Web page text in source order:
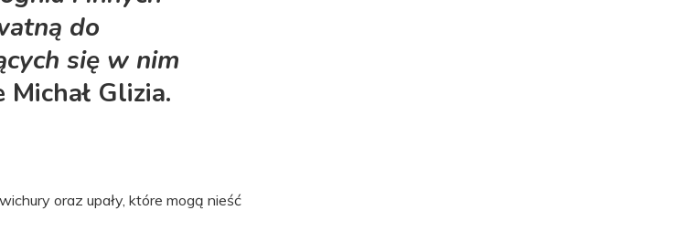
do
się w nim
Michał Glizia.
oraz upały, które mogą nieść